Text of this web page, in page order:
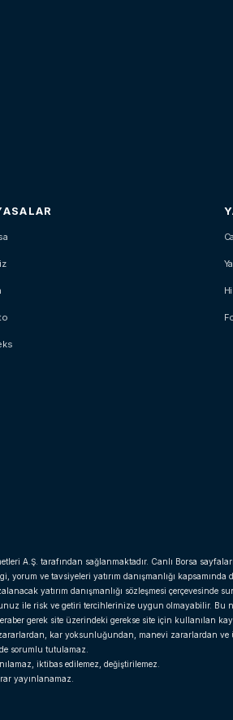
A.Ş. tarafından sağlanmaktadır. Canlı Borsa
ve tavsiyeleri yatırım danışmanlığı kapsamında
yatırım danışmanlığı sözleşmesi çerçevesinde
ile risk ve getiri tercihlerinize uygun olmayabilir. Bu
gerek site üzerindeki gerekse site için kullanılan
kar yoksunluğundan, manevi zararlardan
sorumlu tutulamaz.
iktibas edilemez, değiştirilemez.
yayınlanamaz.